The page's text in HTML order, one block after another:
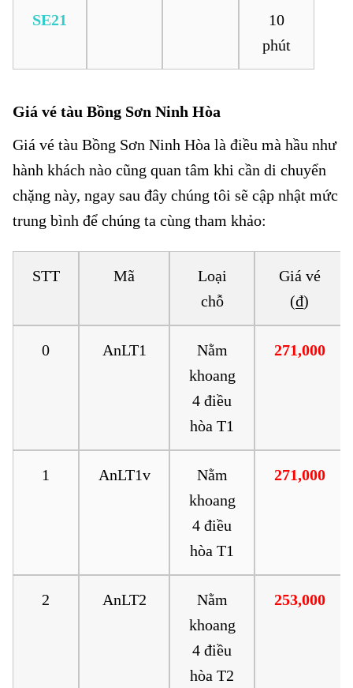
SE21
10
phút
Giá vé tàu Bồng Sơn Ninh Hòa
Giá vé tàu Bồng Sơn Ninh Hòa là điều mà hầu như
hành khách nào cũng quan tâm khi cần di chuyển
chặng này, ngay sau đây chúng tôi sẽ cập nhật mức
trung bình để chúng ta cùng tham khảo:
STT Mã
Loại
chỗ
Giá vé
(₫)
0 AnLT1
Nằm
khoang
4 điều
hòa T1
271,000
1 AnLT1v
Nằm
khoang
4 điều
hòa T1
271,000
2 AnLT2
Nằm
khoang
4 điều
hòa T2
253,000